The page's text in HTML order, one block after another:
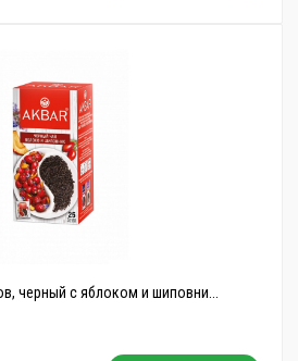
черный с яблоком и шиповни...